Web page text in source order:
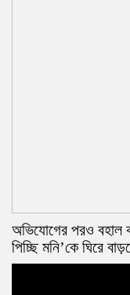
অভিযোগের পরও বহাল
পিচ্ছি মনি’কে ঘিরে